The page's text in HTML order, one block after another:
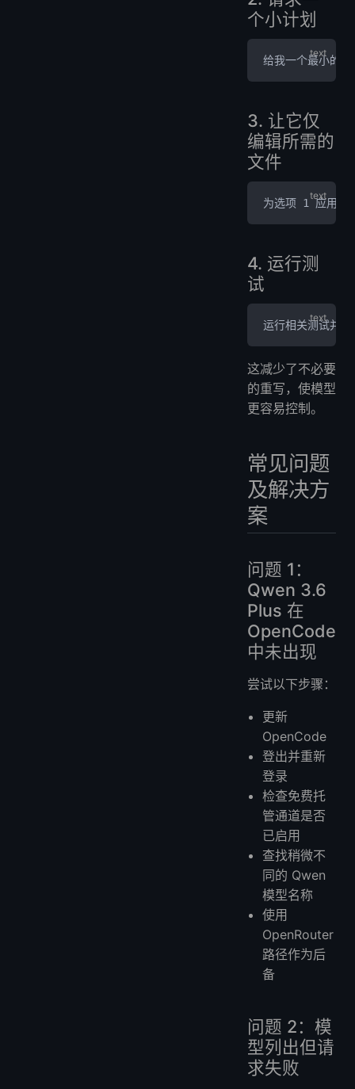
个小计划
给我一个最小的
3. 让它仅
编辑所需的
文件
为选项 1 应用最
4. 运行测
试
运行相关测试并总
这减少了不必要
的重写，使模型
更容易控制。
常见问题
及解决方
案
问题 1：
Qwen 3.6
Plus 在
OpenCode
中未出现
尝试以下步骤：
更新
OpenCode
登出并重新
登录
检查免费托
管通道是否
已启用
查找稍微不
同的 Qwen
模型名称
使用
OpenRouter
路径作为后
备
问题 2：模
型列出但请
求失败